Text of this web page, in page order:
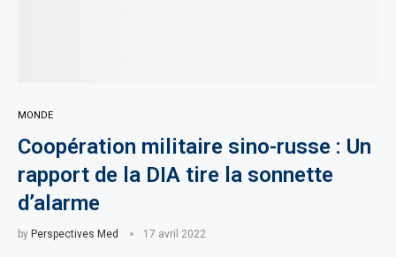
MONDE
Coopération militaire sino-russe : Un
rapport de la DIA tire la sonnette
d’alarme
by Perspectives Med 17 avril 2022